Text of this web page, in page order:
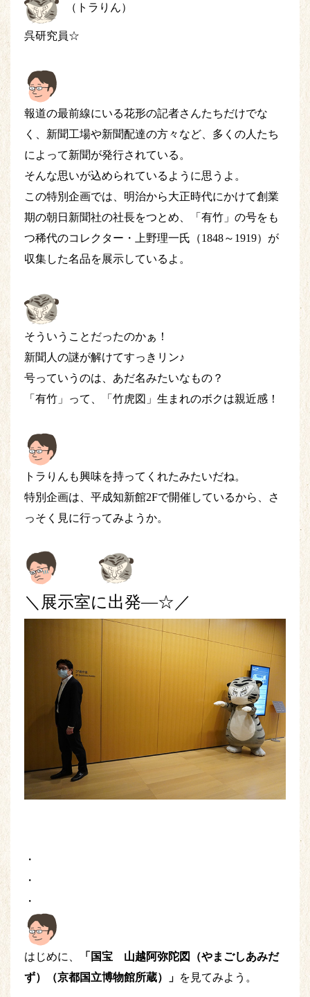
（トラりん）
呉研究員☆
報道の最前線にいる花形の記者さんたちだけでな
く、新聞工場や新聞配達の方々など、多くの人たち
によって新聞が発行されている。
そんな思いが込められているように思うよ。
この特別企画では、明治から大正時代にかけて創業
期の朝日新聞社の社長をつとめ、「有竹」の号をも
つ稀代のコレクター・上野理一氏（1848～1919）が
収集した名品を展示しているよ。
そういうことだったのかぁ！
新聞人の謎が解けてすっきリン♪
号っていうのは、あだ名みたいなもの？
「有竹」って、「竹虎図」生まれのボクは親近感！
トラりんも興味を持ってくれたみたいだね。
特別企画は、平成知新館2Fで開催しているから、さ
っそく見に行ってみようか。
＼展示室に出発―☆／
・
・
・
はじめに、
「国宝 山越阿弥陀図（やまごしあみだ
ず）（京都国立博物館所蔵）」 を見てみよう。